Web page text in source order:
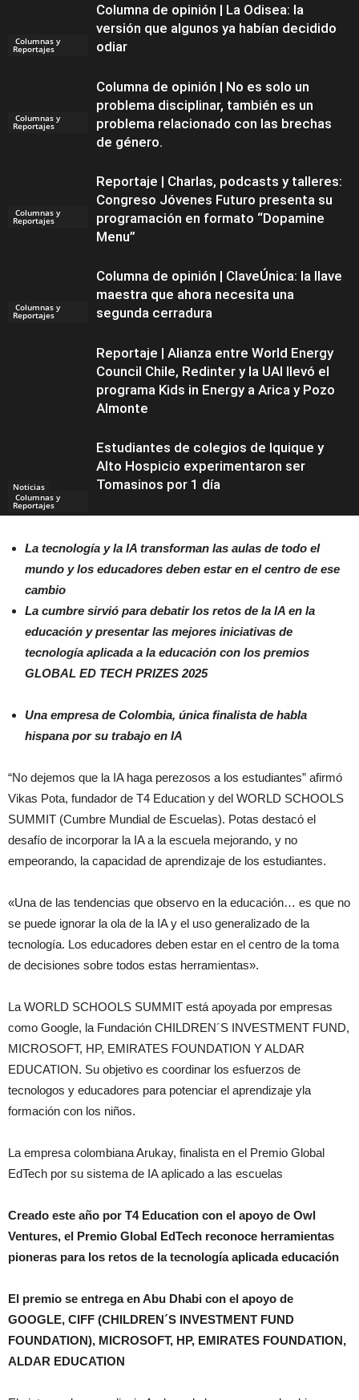
Columnas y
Reportajes
Columna de opinión | La Odisea: la
versión que algunos ya habían decidido
odiar
Columnas y
Reportajes
Columna de opinión | No es solo un
problema disciplinar, también es un
problema relacionado con las brechas
de género.
Columnas y
Reportajes
Reportaje | Charlas, podcasts y talleres:
Congreso Jóvenes Futuro presenta su
programación en formato “Dopamine
Menu”
Columnas y
Reportajes
Columna de opinión | ClaveÚnica: la llave
maestra que ahora necesita una
segunda cerradura
Columnas y
Reportajes
Reportaje | Alianza entre World Energy
Council Chile, Redinter y la UAI llevó el
programa Kids in Energy a Arica y Pozo
Almonte
Noticias
Estudiantes de colegios de Iquique y
Alto Hospicio experimentaron ser
Tomasinos por 1 día
La tecnología y la IA transforman las aulas de todo el
mundo y los educadores deben estar en el centro de ese
cambio
La cumbre sirvió para debatir los retos de la IA en la
educación y presentar las mejores iniciativas de
tecnología aplicada a la educación con los premios
GLOBAL ED TECH PRIZES 2025
Una empresa de Colombia, única finalista de habla
hispana por su trabajo en IA
“No dejemos que la IA haga perezosos a los estudiantes” afirmó
Vikas Pota, fundador de T4 Education y del WORLD SCHOOLS
SUMMIT (Cumbre Mundial de Escuelas). Potas destacó el
desafío de incorporar la IA a la escuela mejorando, y no
empeorando, la capacidad de aprendizaje de los estudiantes.
«Una de las tendencias que observo en la educación… es que no
se puede ignorar la ola de la IA y el uso generalizado de la
tecnología. Los educadores deben estar en el centro de la toma
de decisiones sobre todos estas herramientas».
La WORLD SCHOOLS SUMMIT está apoyada por empresas
como Google, la Fundación CHILDREN´S INVESTMENT FUND,
MICROSOFT, HP, EMIRATES FOUNDATION Y ALDAR
EDUCATION. Su objetivo es coordinar los esfuerzos de
tecnologos y educadores para potenciar el aprendizaje yla
formación con los niños.
La empresa colombiana Arukay, finalista en el Premio Global
EdTech por su sistema de IA aplicado a las escuelas
Creado este año por T4 Education con el apoyo de Owl
Ventures, el Premio Global EdTech reconoce herramientas
pioneras para los retos de la tecnología aplicada educación
El premio se entrega en Abu Dhabi con el apoyo de
GOOGLE, CIFF (CHILDREN´S INVESTMENT FUND
FOUNDATION), MICROSOFT, HP, EMIRATES FOUNDATION,
ALDAR EDUCATION